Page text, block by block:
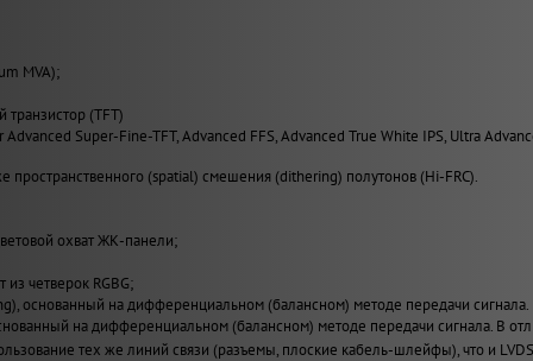
MVA);
(TFT)
Super-Fine-TFT, Advanced FFS, Advanced True White IPS, Ultra
пространственного (spatial) смешения (dithering) полутонов (Hi-FRC).
охват ЖК-панели;
четверок RGBG;
основанный на дифференциальном (балансном) методе передачи сигнала.
на дифференциальном (балансном) методе передачи сигнала. В
тех же линий связи (разъемы, плоские кабель-шлейфы), что и